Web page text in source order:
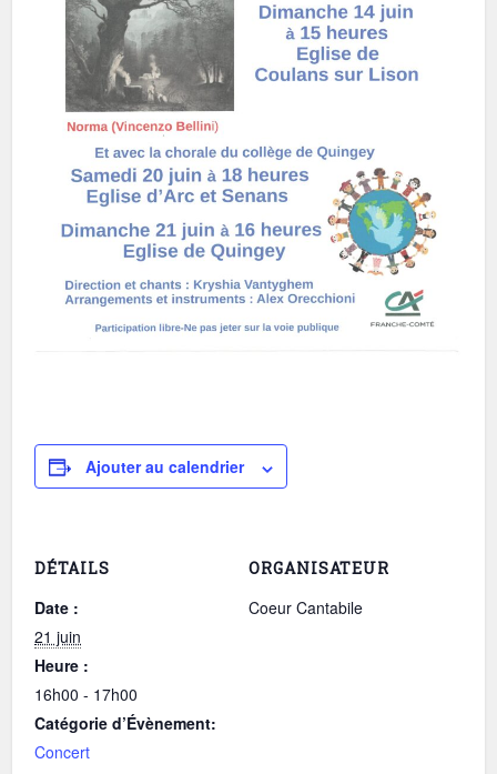
Ajouter au calendrier
DÉTAILS
Date :
21 juin
Heure :
16h00 - 17h00
Catégorie d’Évènement:
Concert
ORGANISATEUR
Coeur Cantabile